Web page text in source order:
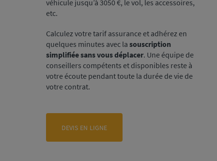
véhicule jusqu’à 3050 €, le vol, les accessoires,
etc.
Calculez votre tarif assurance et adhérez en
quelques minutes avec lasouscription
simplifiée sans vous déplacer. Une équipe de
conseillers compétents et disponibles reste à
votre écoute pendant toute la durée de vie de
votre contrat.
devis en ligne